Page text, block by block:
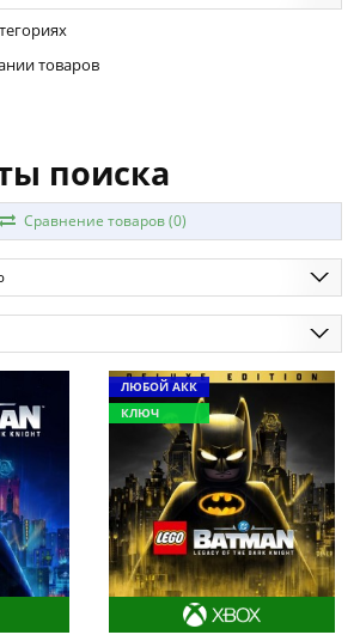
товаров
поиска
Сравнение товаров (0)
ЛЮБОЙ АКК
КЛЮЧ